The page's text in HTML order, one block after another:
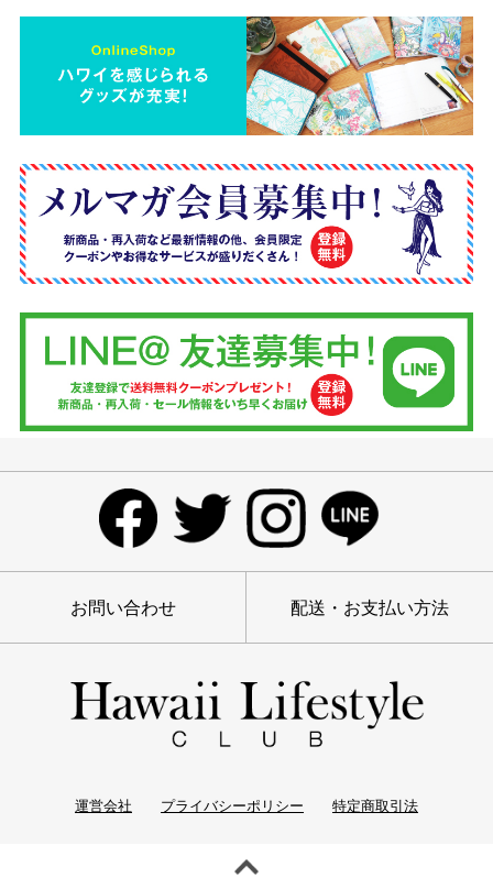
お問い合わせ 配送・お支払い方法
運営会社 プライバシーポリシー 特定商取引法